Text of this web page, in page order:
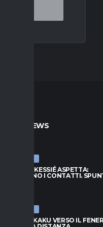
ULTIME NEWS
ULTIME NEWS
JUVENTUS, KESSIÉ ASPETTA:
CONTINUANO I CONTATTI.
ULTIME NEWS
NAPOLI, LUKAKU VERSO IL